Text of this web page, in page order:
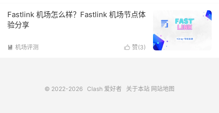
Fastlink 机场怎么样？Fastlink 机场节点体
验分享
 赞(3)
 机场评测
© 2022-2026 Clash 爱好者 关于本站 网站地图